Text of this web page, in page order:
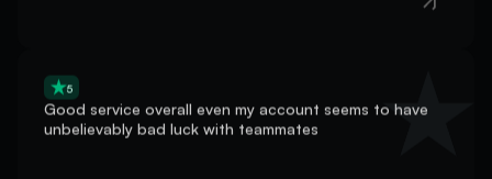
Good service overall even my account seems to have
unbelievably bad luck with teammates